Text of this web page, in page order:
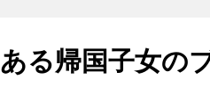
る帰国子女の